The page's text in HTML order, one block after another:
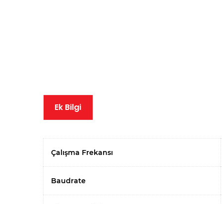
Ek Bilgi
Çalışma Frekansı
Baudrate